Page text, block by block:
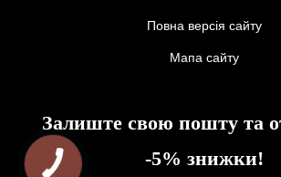
Повна версія сайту
Мапа сайту
Залиште свою пошту та
-5% знижки!